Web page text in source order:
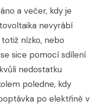
a večer, kdy je
nevyrábí
nízko, nebo
sice pomocí sdílení
nedostatku
poledne, kdy
po elektřině v